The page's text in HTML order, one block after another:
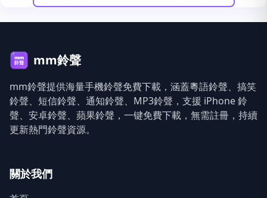
mm鈴聲
mm鈴聲提供海量手機鈴聲免費下載，涵蓋粵語鈴聲、搞笑
鈴聲、短信鈴聲、通知鈴聲、MP3鈴聲，支援 iPhone 鈴
聲、安卓鈴聲、蘋果鈴聲，一键免費下載，無需註冊，持續
更新熱門鈴聲資源。
關於我們